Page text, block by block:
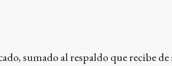
sumado al respaldo que recibe